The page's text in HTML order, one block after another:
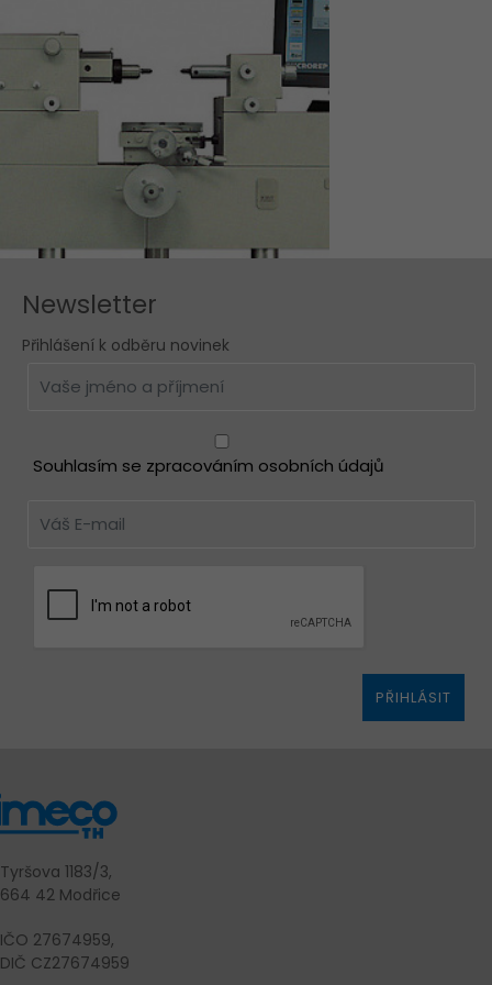
Newsletter
Přihlášení k odběru novinek
Souhlasím se zpracováním osobních údajů
PŘIHLÁSIT
Tyršova 1183/3,
664 42 Modřice
IČO 27674959,
DIČ CZ27674959